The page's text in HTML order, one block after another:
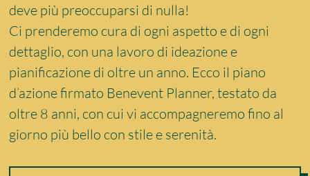
deve più preoccuparsi di nulla!
Ci prenderemo cura di ogni aspetto e di ogni
dettaglio, con una lavoro di ideazione e
pianificazione di oltre un anno. Ecco il piano
d’azione firmato Benevent Planner, testato da
oltre 8 anni, con cui vi accompagneremo fino al
giorno più bello con stile e serenità.